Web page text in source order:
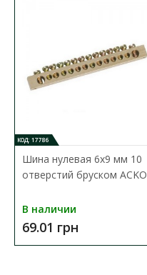
КОД: 17786
Шина нулевая 6x9 мм 10
отверстий бруском ACKO
В наличии
69.01 грн